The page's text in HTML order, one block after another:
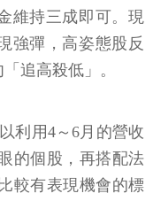
維持三成即可。現
強彈，高姿態股反
追高殺低」。
利用4～6月的營收
的個股，再搭配法
較有表現機會的標